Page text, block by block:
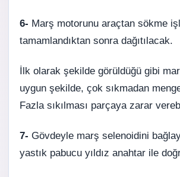
6- Marş motorunu araçtan sökme
tamamlandıktan sonra dağıtılacak.
İlk olarak şekilde görüldüğü gibi
uygun şekilde, çok sıkmadan
Fazla sıkılması parçaya zarar
7- Gövdeyle marş selenoidini
yastık pabucu yıldız anahtar ile